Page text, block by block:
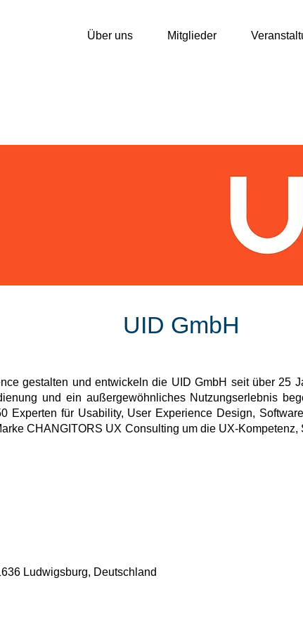
Über uns Mitglieder
UID GmbH
gestalten und entwickeln die UID GmbH seit über 25
und ein außergewöhnliches Nutzungserlebnis
Experten für Usability, User Experience Design,
CHANGITORS UX Consulting um die UX-
Ludwigsburg, Deutschland